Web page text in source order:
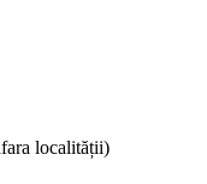
localității)